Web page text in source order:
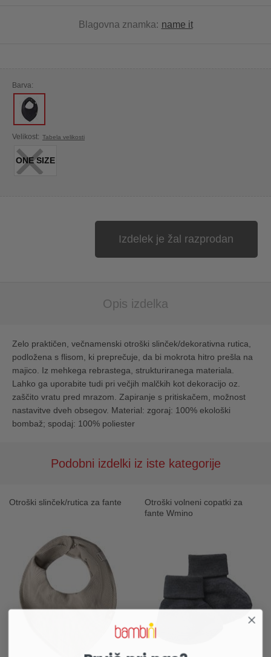
Blagovna znamka: name it
Barva:
Velikost: Tabela velikosti
ONE SIZE
×
Izdelek je žal razprodan
Opis izdelka
Zelo praktičen, večnamenski otroški slinček/dekorativna rutica,
podložena s flisom, ki preprečuje, da bi mokrota hitro prešla na
majico. Iz mehkega rebrastega, strukturiranega materiala.
Lahko ga uporabite tudi pri večjih malčkih kot dekoracijo oz.
zaščito vratu pred mrazom. Zapiranje s pritiskačem, možnost
nastavitve dveh obsegov. Material: zgoraj: 100% ekološki
bombaž; spodaj: 100% poliester
Podobni izdelki iz iste kategorije
Otroški slinček/rutica za fante
Otroški volneni copatki za
fante Wmino